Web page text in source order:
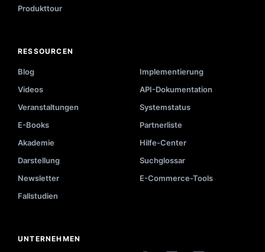
Produkttour
RESSOURCEN
Blog
Implementierung
Videos
API-Dokumentation
Veranstaltungen
Systemstatus
E-Books
Partnerliste
Akademie
Hilfe-Center
Darstellung
Suchglossar
Newsletter
E-Commerce-Tools
Fallstudien
UNTERNEHMEN